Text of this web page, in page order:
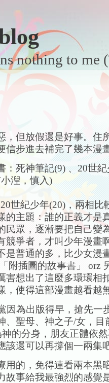
nothing to me
，但放假還是好事。住
信步進去補完了幾本漫
：死神筆記(9) 、20世
湼，慎入)
世紀少年(20)，兩相比
的主題：誰的正義才是
民眾，逐漸要把自己變
競爭者，才叫少年漫畫
是普通的多，比少女漫
附插圖的故事書」 orz
害想出了這麼多環環相
，使得這部漫畫越看越
因為出版得早，搶先一
、聖母、神之子/女，目
的分身，朋友正體依
該還可以再撐個一兩集
用的，免得連看兩本黑
故事給我最強烈的感覺